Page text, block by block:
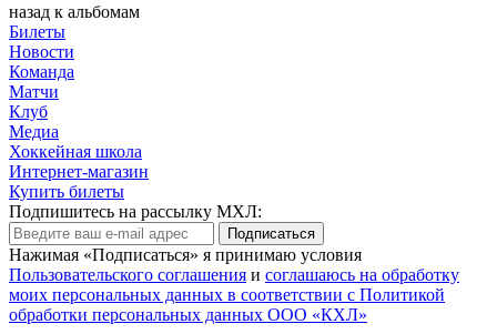
назад к альбомам
Билеты
Новости
Команда
Матчи
Клуб
Медиа
Хоккейная школа
Интернет-магазин
Купить билеты
Подпишитесь на рассылку МХЛ:
Подписаться
Нажимая «Подписаться» я принимаю условия
Пользовательского соглашения и соглашаюсь на обработку
моих персональных данных в соответствии с Политикой
обработки персональных данных ООО «КХЛ»